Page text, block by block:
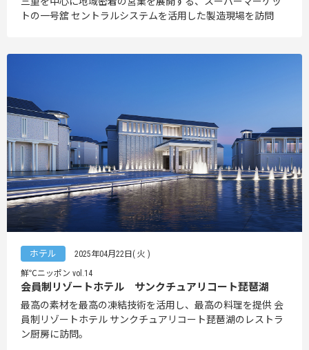
トの一号舘 セントラルシステムを活用した製造現場を訪問
ホテル
2025年04月22日( 火 )
鮮℃ニッポン vol.14
会員制リゾートホテル サンクチュアリコート琵琶湖
最高の素材を最高の凍結技術を活用し、最高の料理を提供 会
員制リゾートホテル サンクチュアリコート琵琶湖のレストラ
ン厨房に訪問。